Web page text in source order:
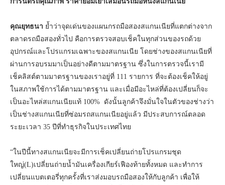
คุณยุทธนา ย้ำว่าจุดเด่นของแผนกรถมือสองสแกนเนียที่แตกต่างจาก
ตลาดรถมือสองทั่วไป คือการตรวจสอบเช็คในทุกส่วนของรถด้วย
อุปกรณ์และโปรแกรมเฉพาะของสแกนเนีย โดยช่างของสแกนเนียที่
ผ่านการอบรมมาเป็นอย่างดีตามมาตรฐาน ซึ่งในการตรวจนี้เรามี
เช็คลิสต์ตามมาตรฐานของเราอยู่ที่ 111 รายการ ที่จะต้องเช็คให้อยู่
ในสภาพใช้การได้ตามมาตรฐาน และเมื่อมีอะไหล่ที่ต้องเปลี่ยนก็จะ
เป็นอะไหล่สแกนเนียแท้ 100% ดังนั้นลูกค้าจึงมั่นใจในตัวของช่างว่า
เป็นช่างสแกนเนียที่ซ่อมรถสแกนเนียอยู่แล้ว มีประสบการณ์ตลอด
ระยะเวลา 35 ปีที่ทำธุรกิจในประเทศไทย
“ในปีนี้ทางสแกนเนียจะมีการเช็คเปลี่ยนถ่ายโปรแกรมชุด
ใหญ่(L)เปลี่ยนถ่ายน้ำมันเครื่องเกียร์เฟืองท้ายทั้งหมด และทำการ
เปลี่ยนแบตเตอรี่ทุกครั้งที่เราส่งมอบรถมือสองให้กับลูกค้า เพื่อให้